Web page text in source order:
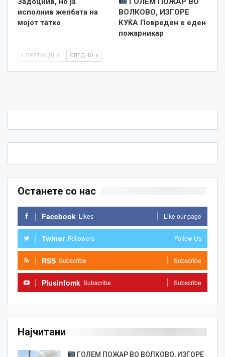
исполнив желбата на
мојот татко
ВОЛКОВО, ИЗГОРЕ
КУЌА Повреден е еден
пожарникар
ПРЕТХОДНО СЛЕДНО
Останете со нас
Facebook Likes Like our page
Twitter Followers Follow Us
RSS Subscribe Subscribe
Plusinfomk Subscribe Subscribe
Најчитани
ГОЛЕМ ПОЖАР ВО ВОЛКОВО, ИЗГОРЕ